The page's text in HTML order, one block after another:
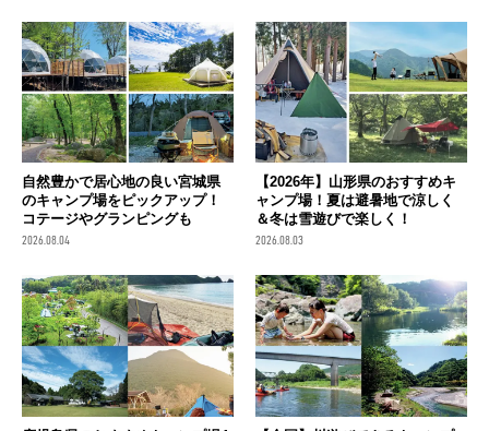
自然豊かで居心地の良い宮城県
のキャンプ場をピックアップ！
コテージやグランピングも
2026.08.04
【2026年】山形県のおすすめキ
ャンプ場！夏は避暑地で涼しく
＆冬は雪遊びで楽しく！
2026.08.03